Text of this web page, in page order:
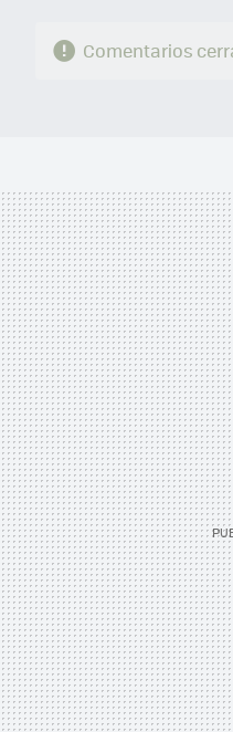
Comentarios